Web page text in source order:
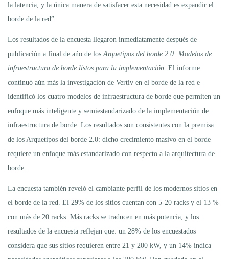
la latencia, y la única manera de satisfacer esta necesidad es expandir el
borde de la red”.
Los resultados de la encuesta llegaron inmediatamente después de
publicación a final de año de los Arquetipos del borde 2.0: Modelos de
infraestructura de borde listos para la implementación . El informe
continuó aún más la investigación de Vertiv en el borde de la red e
identificó los cuatro modelos de infraestructura de borde que permiten un
enfoque más inteligente y semiestandarizado de la implementación de
infraestructura de borde. Los resultados son consistentes con la premisa
de los Arquetipos del borde 2.0: dicho crecimiento masivo en el borde
requiere un enfoque más estandarizado con respecto a la arquitectura de
borde.
La encuesta también reveló el cambiante perfil de los modernos sitios en
el borde de la red. El 29% de los sitios cuentan con 5-20 racks y el 13 %
con más de 20 racks. Más racks se traducen en más potencia, y los
resultados de la encuesta reflejan que: un 28% de los encuestados
considera que sus sitios requieren entre 21 y 200 kW, y un 14% indica